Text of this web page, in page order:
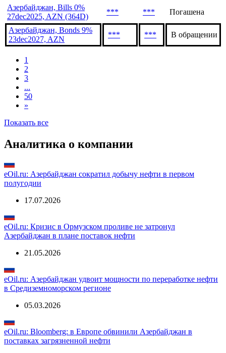
Азербайджан, Bills 0%
27dec2025, AZN (364D)
*** *** Погашена
Азербайджан, Bonds 9%
23dec2027, AZN
*** *** В обращении
1
2
3
...
50
»
Показать все
Аналитика о компании
eOil.ru: Азербайджан сократил добычу нефти в первом
полугодии
17.07.2026
eOil.ru: Кризис в Ормузском проливе не затронул
Азербайджан в плане поставок нефти
21.05.2026
eOil.ru: Азербайджан удвоит мощности по переработке нефти
в Средиземноморском регионе
05.03.2026
eOil.ru: Bloomberg: в Европе обвинили Азербайджан в
поставках загрязненной нефти